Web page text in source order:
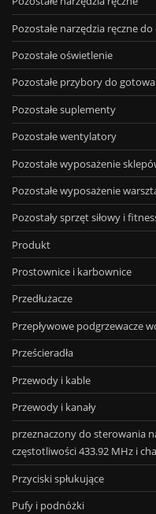
Pozostałe narzędzia ręczne
Pozostałe oświetlenie
Pozostałe przybory do
Pozostałe suplementy
Pozostałe wentylatory
Pozostałe wyposażenie
Pozostałe wyposażenie
Pozostały sprzęt siłowy i
Produkt
Prostownice i karbownice
Przedłużacze
Przepływowe podgrzewacze
Prześcieradła
Przewody i kable
Przewody i kanały
przeznaczony do sterowania
częstotliwości 433.92 MHz i
Przyciski spłukujące
Pufy i podnóżki